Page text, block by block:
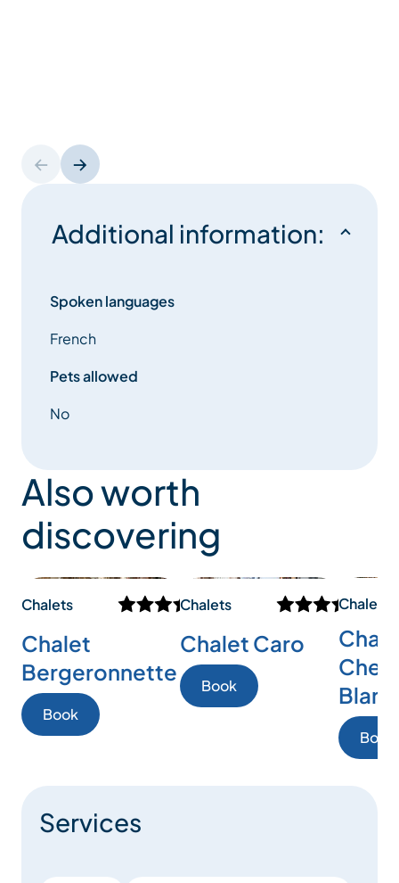
Additional information:
Spoken languages
French
Pets allowed
No
Also worth
discovering
Chalets
Chalet
Bergeronnette
Book
Chalets
Chalet Caro
Book
Chalets
Blanc
Book
Services